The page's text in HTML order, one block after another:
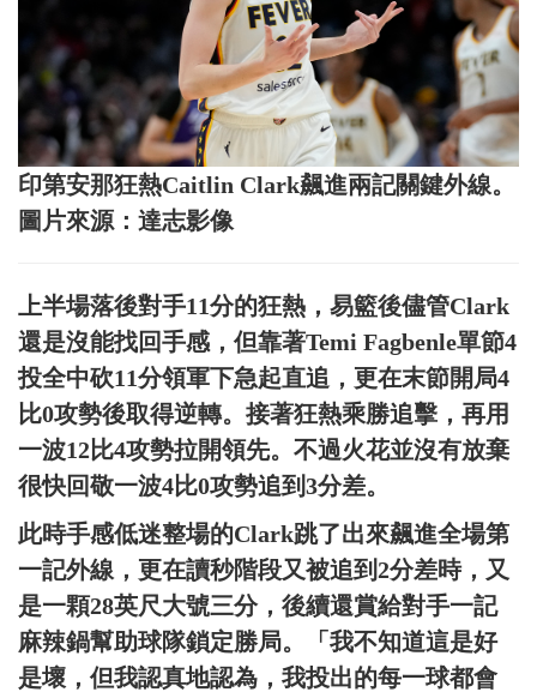
印第安那狂熱Caitlin Clark飆進兩記關鍵外線。
圖片來源：達志影像
上半場落後對手11分的狂熱，易籃後儘管Clark
還是沒能找回手感，但靠著Temi Fagbenle單節4
投全中砍11分領軍下急起直追，更在末節開局4
比0攻勢後取得逆轉。接著狂熱乘勝追擊，再用
一波12比4攻勢拉開領先。不過火花並沒有放棄
很快回敬一波4比0攻勢追到3分差。
此時手感低迷整場的Clark跳了出來飆進全場第
一記外線，更在讀秒階段又被追到2分差時，又
是一顆28英尺大號三分，後續還賞給對手一記
麻辣鍋幫助球隊鎖定勝局。「我不知道這是好
是壞，但我認真地認為，我投出的每一球都會